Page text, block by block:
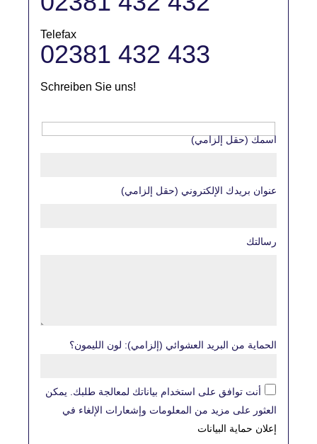
Telefax
02381 432 433
Schreiben Sie uns!
اسمك (حقل إلزامي)
عنوان بريدك الإلكتروني (حقل إلزامي)
رسالتك
الحماية من البريد العشوائي (إلزامي): لون الليمون؟
أنت توافق على استخدام بياناتك لمعالجة طلبك. يمكن
العثور على مزيد من المعلومات وإشعارات الإلغاء في
إعلان حماية البيانات